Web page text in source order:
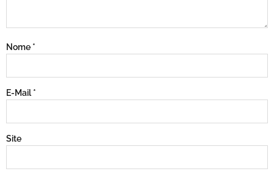
Nome *
E-Mail *
Site